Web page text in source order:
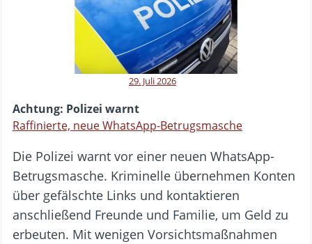
29. Juli 2026
Achtung: Polizei warnt
Raffinierte, neue WhatsApp-Betrugsmasche
Die Polizei warnt vor einer neuen WhatsApp-
Betrugsmasche. Kriminelle übernehmen Konten
über gefälschte Links und kontaktieren
anschließend Freunde und Familie, um Geld zu
erbeuten. Mit wenigen Vorsichtsmaßnahmen